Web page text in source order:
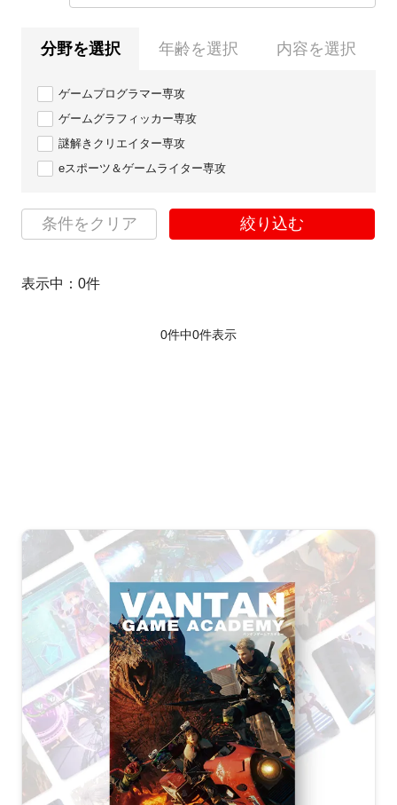
分野を選択 年齢を選択 内容を選択
ゲームプログラマー専攻
ゲームグラフィッカー専攻
謎解きクリエイター専攻
eスポーツ＆ゲームライター専攻
条件をクリア 絞り込む
表示中： 0件
0件中0件表示